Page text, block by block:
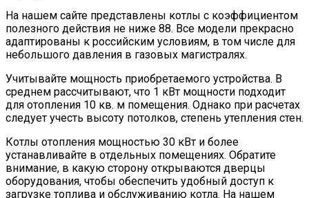
На нашем сайте представлены котлы с коэффициентом
полезного действия не ниже 88. Все модели прекрасно
адаптированы к российским условиям, в том числе для
небольшого давления в газовых магистралях.
Учитывайте мощность приобретаемого устройства. В
среднем рассчитывают, что 1 кВт мощности подходит
для отопления 10 кв. м помещения. Однако при расчетах
следует учесть высоту потолков, степень утепления стен.
Котлы отопления мощностью 30 кВт и более
устанавливайте в отдельных помещениях. Обратите
внимание, в какую сторону открываются дверцы
оборудования, чтобы обеспечить удобный доступ к
загрузке топлива и обслуживанию котла. На нашем